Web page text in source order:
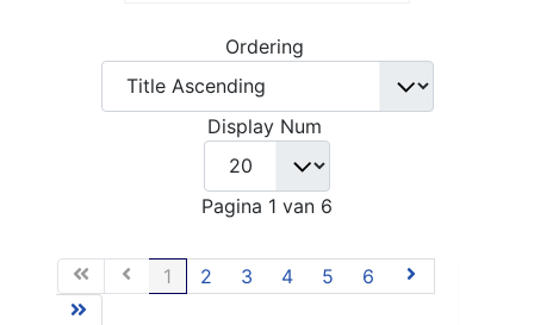
Ordering
Display Num
Pagina 1 van 6
1 2 3 4 5 6